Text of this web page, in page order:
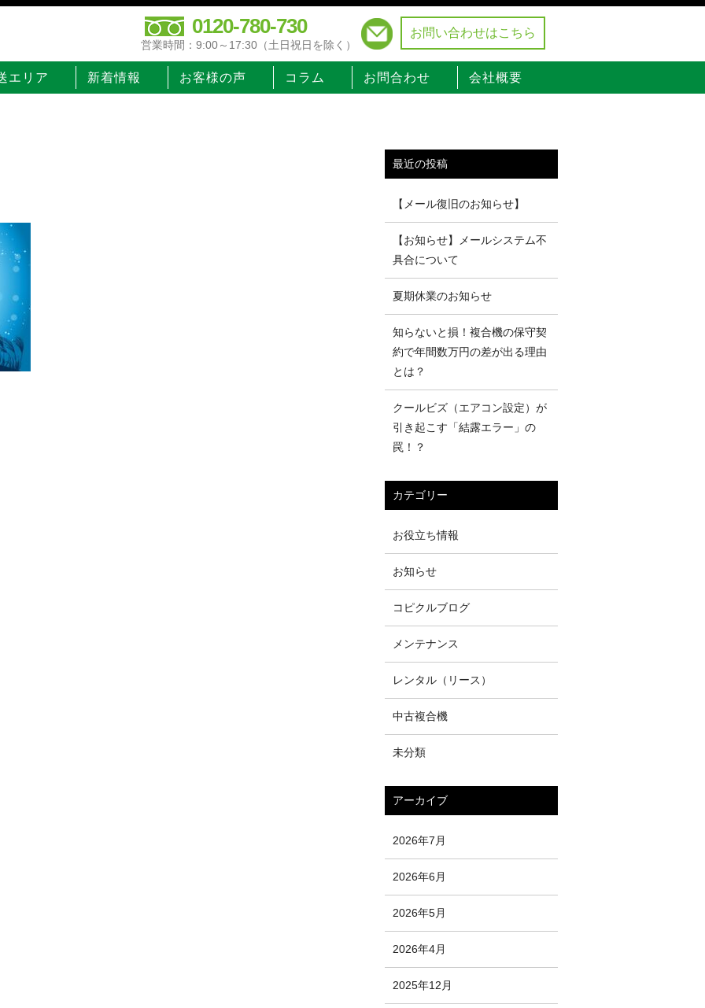
0120-780-730
営業時間：9:00～17:30（土日祝日を除く）
お問い合わせはこちら
エリア 新着情報 お客様の声 コラム お問合わせ 会社概要
最近の投稿
【メール復旧のお知らせ】
【お知らせ】メールシステム不
具合について
夏期休業のお知らせ
知らないと損！複合機の保守契
約で年間数万円の差が出る理由
とは？
クールビズ（エアコン設定）が
引き起こす「結露エラー」の
罠！？
カテゴリー
お役立ち情報
お知らせ
コピクルブログ
メンテナンス
レンタル（リース）
中古複合機
未分類
アーカイブ
2026年7月
2026年6月
2026年5月
2026年4月
2025年12月